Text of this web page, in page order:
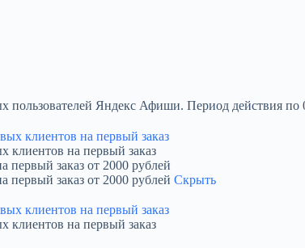
пользователей Яндекс Афиши. Период действия по
клиентов на первый заказ
заказ от 2000 рублей
заказ от 2000 рублей Скрыть
клиентов на первый заказ